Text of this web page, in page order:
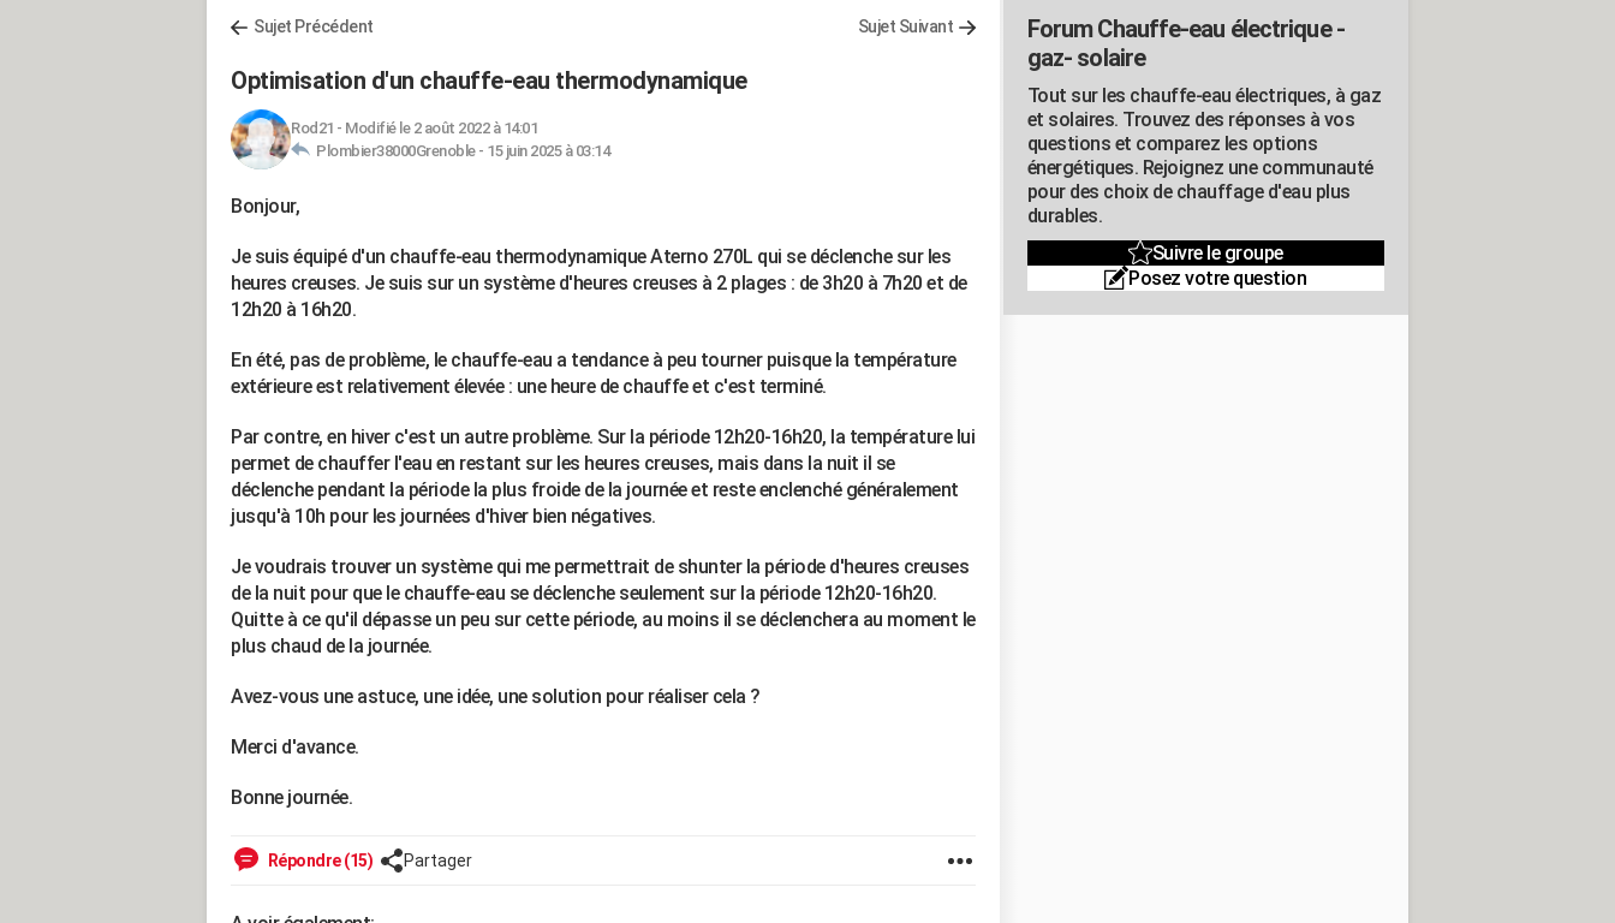
Sujet Précédent Sujet Suivant
Optimisation d'un chauffe-eau thermodynamique
Rod21 - Modifié le 2 août 2022 à 14:01
Plombier38000Grenoble - 15 juin 2025 à 03:14
Bonjour,
Je suis équipé d'un chauffe-eau thermodynamique Aterno 270L qui se déclenche sur les
heures creuses. Je suis sur un système d'heures creuses à 2 plages : de 3h20 à 7h20 et de
12h20 à 16h20.
En été, pas de problème, le chauffe-eau a tendance à peu tourner puisque la température
extérieure est relativement élevée : une heure de chauffe et c'est terminé.
Par contre, en hiver c'est un autre problème. Sur la période 12h20-16h20, la température lui
permet de chauffer l'eau en restant sur les heures creuses, mais dans la nuit il se
déclenche pendant la période la plus froide de la journée et reste enclenché généralement
jusqu'à 10h pour les journées d'hiver bien négatives.
Je voudrais trouver un système qui me permettrait de shunter la période d'heures creuses
de la nuit pour que le chauffe-eau se déclenche seulement sur la période 12h20-16h20.
Quitte à ce qu'il dépasse un peu sur cette période, au moins il se déclenchera au moment le
plus chaud de la journée.
Avez-vous une astuce, une idée, une solution pour réaliser cela ?
Merci d'avance.
Bonne journée.
Répondre (15) Partager
Forum Chauffe-eau électrique -
gaz- solaire
Tout sur les chauffe-eau électriques, à gaz
et solaires. Trouvez des réponses à vos
questions et comparez les options
énergétiques. Rejoignez une communauté
pour des choix de chauffage d'eau plus
durables.
Suivre le groupe
Posez votre question